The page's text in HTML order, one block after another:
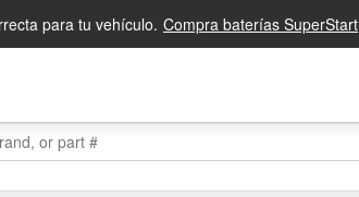
para tu vehículo. Compra baterías SuperStart